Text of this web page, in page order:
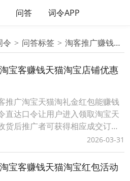
问答 词令APP
令 问答标签 淘客推广赚钱工具
宝客赚钱天猫淘宝店铺优惠
推广淘宝天猫淘礼金红包能赚钱
直达口令让用户进入领取淘宝天
货后推广者可获得相应成交订单
有唯一性、可长期有效性，适合
用户复用、复购获得长期收益。
当淘客推广淘宝天猫红包活动结
的情况下可随时更换新的活动不
2026-03-31
宝客赚钱天猫淘宝红包活动